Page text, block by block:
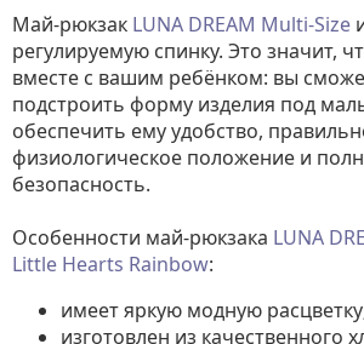
Май-рюкзак LUNA DREAM Multi-Size
регулируемую спинку. Это значит,
вместе с вашим ребёнком: вы
подстроить форму изделия под
обеспечить ему удобство,
физиологическое положение и
безопасность.
Особенности май-рюкзака LUNA
Little Hearts Rainbow:
имеет яркую модную
изготовлен из качественного